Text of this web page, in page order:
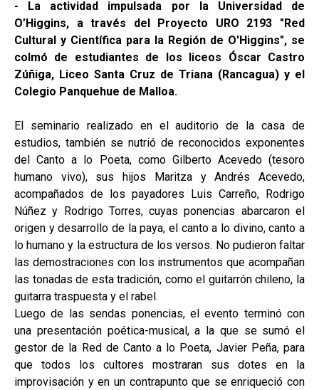
- La actividad impulsada por la Universidad de
O’Higgins, a través del Proyecto URO 2193 "Red
Cultural y Científica para la Región de O'Higgins", se
colmó de estudiantes de los liceos Óscar Castro
Zúñiga, Liceo Santa Cruz de Triana (Rancagua) y el
Colegio Panquehue de Malloa.
El seminario realizado en el auditorio de la casa de
estudios, también se nutrió de reconocidos exponentes
del Canto a lo Poeta, como Gilberto Acevedo (tesoro
humano vivo), sus hijos Maritza y Andrés Acevedo,
acompañados de los payadores Luis Carreño, Rodrigo
Núñez y Rodrigo Torres, cuyas ponencias abarcaron el
origen y desarrollo de la paya, el canto a lo divino, canto a
lo humano y la estructura de los versos. No pudieron faltar
las demostraciones con los instrumentos que acompañan
las tonadas de esta tradición, como el guitarrón chileno, la
guitarra traspuesta y el rabel.
Luego de las sendas ponencias, el evento terminó con
una presentación poética-musical, a la que se sumó el
gestor de la Red de Canto a lo Poeta, Javier Peña, para
que todos los cultores mostraran sus dotes en la
improvisación y en un contrapunto que se enriqueció con